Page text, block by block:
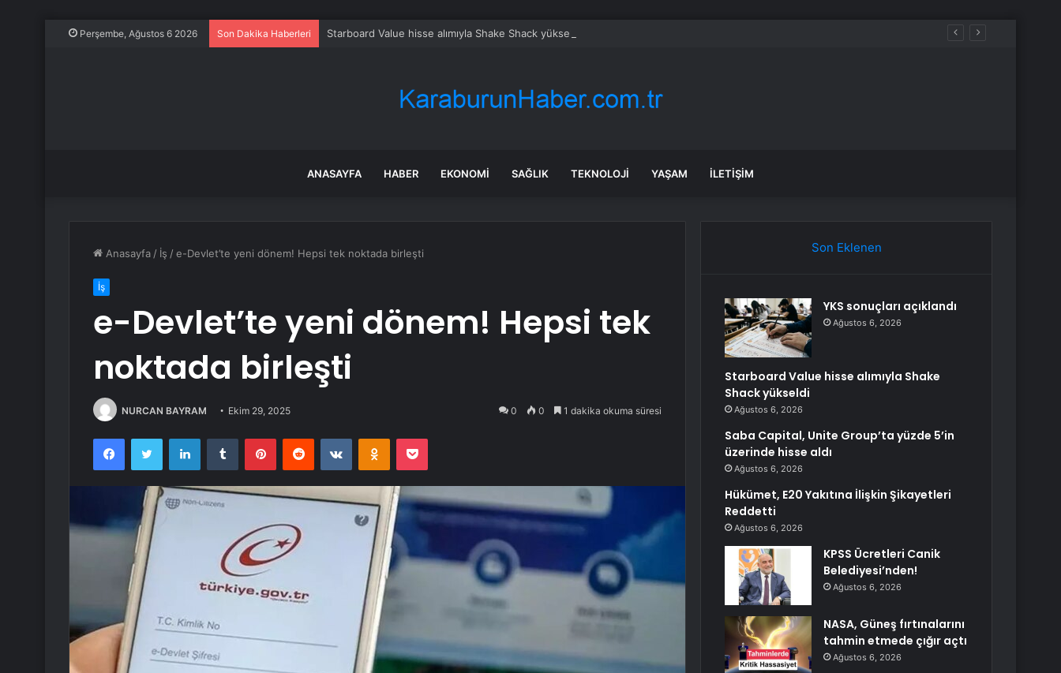
Perşembe, Ağustos 6 2026 Son Dakika Haberleri Starboard Value hisse alımıyla Shake Shack yükseldi
ANASAYFA HABER EKONOMI SAĞLIK TEKNOLOJI YAŞAM İLETIŞIM
Anasayfa / İş /e-Devlet’te yeni dönem! Hepsi tek noktada birleşti
İş
e-Devlet’te yeni dönem! Hepsi tek
noktada birleşti
NURCAN BAYRAM Ekim 29, 2025 0 0 1 dakika okuma süresi
FacebookTwitter LinkedInTumblr PinterestReddit VKontakteOdnoklassniki
Pocket
Son Eklenen
YKS sonuçları açıklandı
Ağustos 6, 2026
Starboard Value hisse alımıyla Shake
Shack yükseldi
Ağustos 6, 2026
Saba Capital, Unite Group’ta yüzde 5’in
üzerinde hisse aldı
Ağustos 6, 2026
Hükümet, E20 Yakıtına İlişkin Şikayetleri
Reddetti
Ağustos 6, 2026
KPSS Ücretleri Canik
Belediyesi’nden!
Ağustos 6, 2026
NASA, Güneş fırtınalarını
tahmin etmede çığır açtı
Ağustos 6, 2026